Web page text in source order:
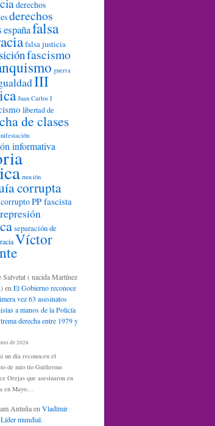
derechos
derechos
españafalsa
falsa justicia
fascismo
guerra
III
Juan Carlos I
libertad de
de clases
informativa
moción
corrupta
PP fascista
represión
separación de
Víctor
Salvetat ( nacida Martínez
en El Gobierno reconoce
vez 63 asesinatos
a manos de la Policía
derecha entre 1979 y
de 2026
un día reconocen el
de mio tío Guillermo
Orejas que asesinaron en
en Mayo…
AntuñaenVladímir
mundial.